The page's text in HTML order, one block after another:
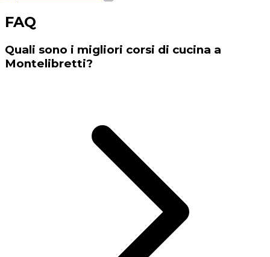
FAQ
Quali sono i migliori corsi di cucina a
Montelibretti?